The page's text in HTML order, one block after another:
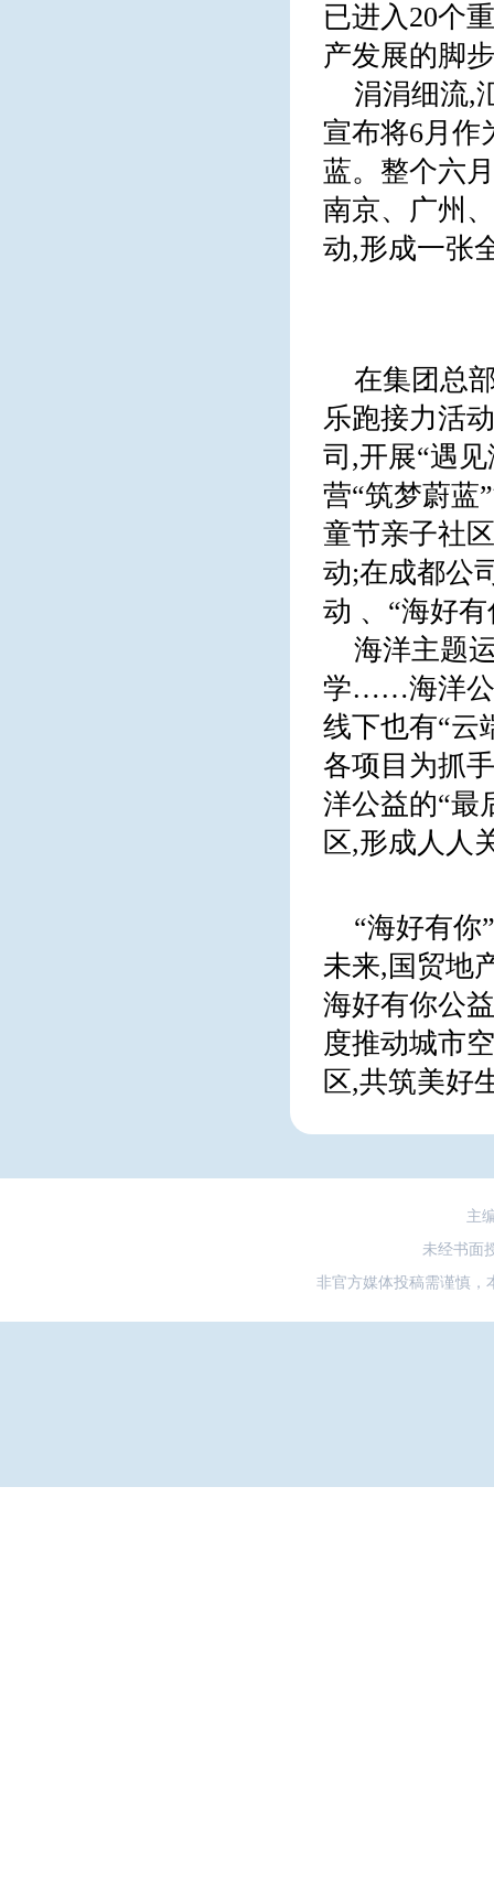
已进入20个
产发展的脚
涓涓细流,
宣布将6月作
蓝。整个六
南京、广州
动,形成一张
在集团总
乐跑接力活
司,开展“遇
营“筑梦蔚蓝
童节亲子社
动;在成都公
动 、“海好
海洋主题
学……海洋公
线下也有“云
各项目为抓
洋公益的“最
区,形成人人
“海好有你
未来,国贸地
海好有你公
度推动城市
区,共筑美好
主
未经书面
非官方媒体投稿需谨慎，